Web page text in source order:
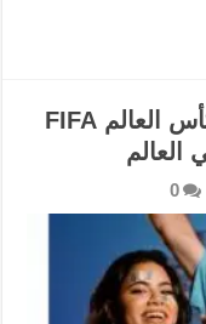
أبو الفتوح: متحمسون لرعاية كأس العالم FIFA
0